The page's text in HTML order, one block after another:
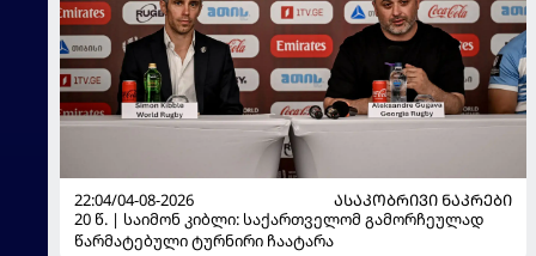
22:04/04-08-2026
ᲐᲡᲐᲙᲝᲑᲠᲘᲕᲘ ᲜᲐᲙᲠᲔᲑᲘ
20 წ. | საიმონ კიბლი: საქართველომ გამორჩეულად
წარმატებული ტურნირი ჩაატარა